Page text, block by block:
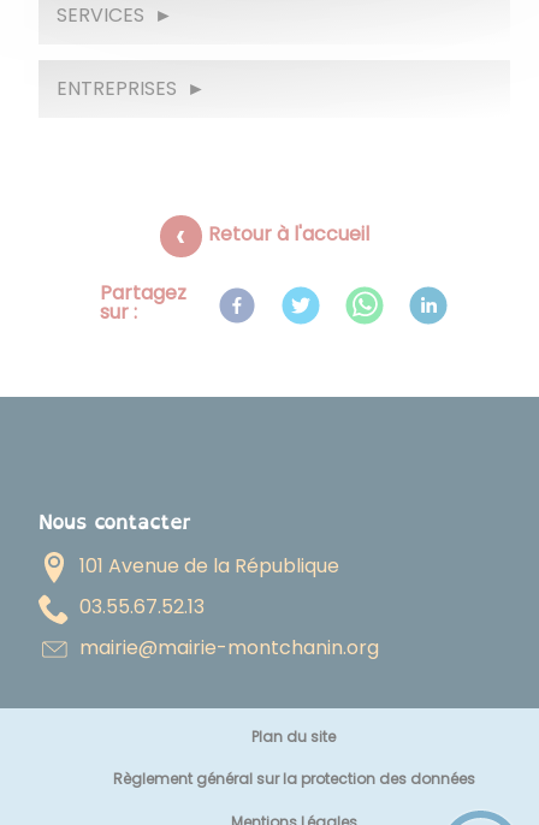
SERVICES
ENTREPRISES
Retour à l'accueil
Partagez
sur :
Nous contacter
101 Avenue de la République
31.25.76.55.30
gro.ninahctnom-eiriam@eiriam
Plan du site
Règlement général sur la protection des données